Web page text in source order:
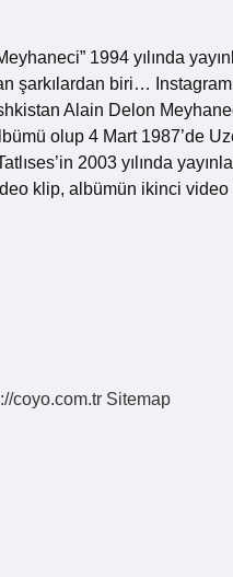
1994 yılında
şarkılardan biri…
Alain Delon
olup 4 Mart 1987’de
2003 yılında
klip, albümün ikinci
coyo.com.tr Sitemap